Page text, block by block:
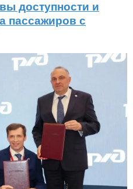
доступности и
пассажиров с